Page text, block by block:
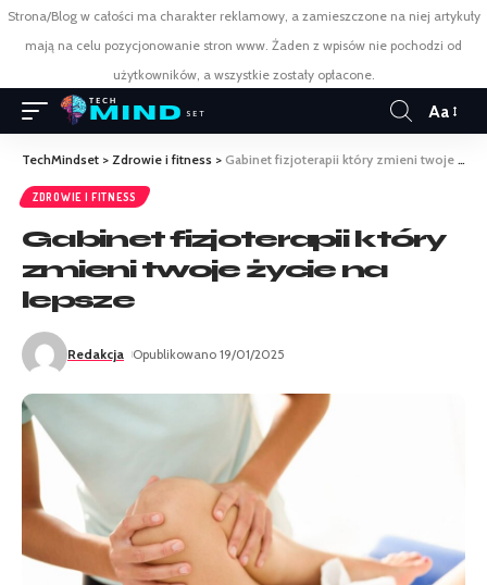
Strona/Blog w całości ma charakter reklamowy, a zamieszczone na niej artykuły
mają na celu pozycjonowanie stron www. Żaden z wpisów nie pochodzi od
użytkowników, a wszystkie zostały opłacone.
Aa
TechMindset > Zdrowie i fitness > Gabinet fizjoterapii który zmieni twoje życie na lepsze
ZDROWIE I FITNESS
Gabinet fizjoterapii który
zmieni twoje życie na
lepsze
Redakcja Opublikowano 19/01/2025